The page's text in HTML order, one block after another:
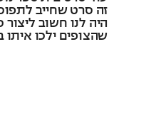
זה סרט שחייב
היה לנו חשוב ליצור
שהצופים ילכו איתו